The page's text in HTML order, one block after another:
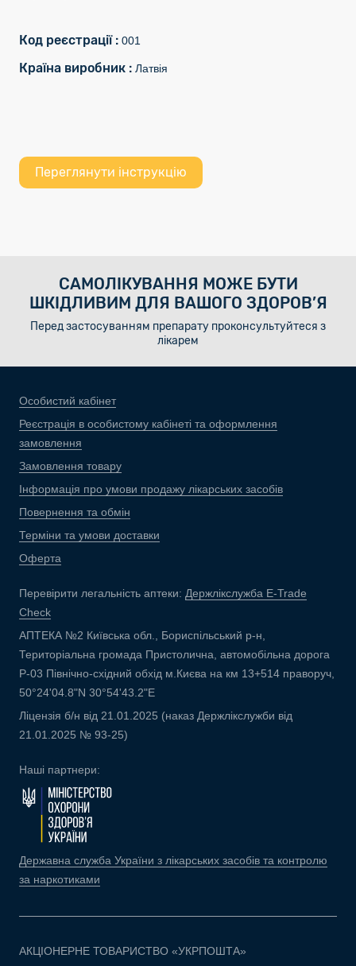
Код реєстрації : 001
Країна виробник : Латвія
Переглянути інструкцію
САМОЛІКУВАННЯ МОЖЕ БУТИ
ШКІДЛИВИМ ДЛЯ ВАШОГО ЗДОРОВ’Я
Перед застосуванням препарату проконсультуйтеся з
лікарем
Особистий кабінет
Реєстрація в особистому кабінеті та оформлення
замовлення
Замовлення товару
Інформація про умови продажу лікарських засобів
Повернення та обмін
Терміни та умови доставки
Оферта
Перевірити легальність аптеки: Держлікслужба E-Trade
Check
АПТЕКА №2 Київська обл., Бориспільський р-н,
Територіальна громада Пристолична, автомобільна дорога
Р-03 Північно-східний обхід м.Києва на км 13+514 праворуч,
50°24'04.8"N 30°54'43.2"E
Ліцензія б/н від 21.01.2025 (наказ Держлікслужби від
21.01.2025 № 93-25)
Наші партнери:
Державна служба України з лікарських засобів та контролю
за наркотиками
АКЦІОНЕРНЕ ТОВАРИСТВО «УКРПОШТА»